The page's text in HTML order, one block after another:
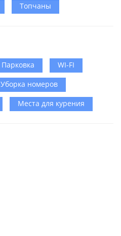
Топчаны
Парковка
WI-FI
Уборка номеров
Места для курения